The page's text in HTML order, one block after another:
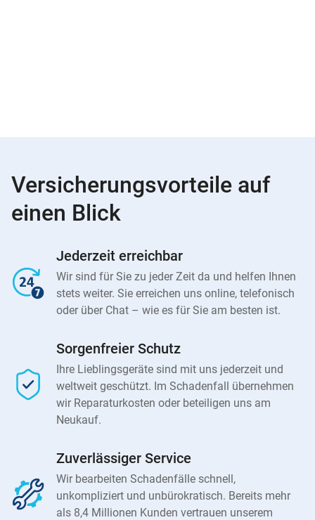
Versicherungsvorteile auf
einen Blick
Jederzeit erreichbar
Wir sind für Sie zu jeder Zeit da und helfen Ihnen
stets weiter. Sie erreichen uns online, telefonisch
oder über Chat – wie es für Sie am besten ist.
Sorgenfreier Schutz
Ihre Lieblingsgeräte sind mit uns jederzeit und
weltweit geschützt. Im Schadenfall übernehmen
wir Reparaturkosten oder beteiligen uns am
Neukauf.
Zuverlässiger Service
Wir bearbeiten Schadenfälle schnell,
unkompliziert und unbürokratisch. Bereits mehr
als 8,4 Millionen Kunden vertrauen unserem